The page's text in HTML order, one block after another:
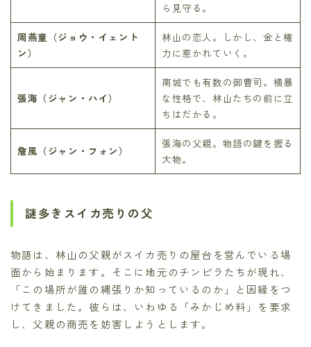
ら見守る。
周燕童（ジョウ・イェント
ン）
林山の恋人。しかし、金と権
力に惹かれていく。
張海（ジャン・ハイ）
南城でも有数の御曹司。横暴
な性格で、林山たちの前に立
ちはだかる。
詹風（ジャン・フォン）
張海の父親。物語の鍵を握る
大物。
謎多きスイカ売りの父
物語は、林山の父親がスイカ売りの屋台を営んでいる場
面から始まります。そこに地元のチンピラたちが現れ、
「この場所が誰の縄張りか知っているのか」と因縁をつ
けてきました。彼らは、いわゆる「みかじめ料」を要求
し、父親の商売を妨害しようとします。